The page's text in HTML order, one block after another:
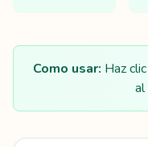
Como usar: Haz
al